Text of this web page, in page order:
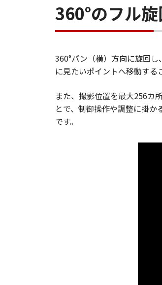
360°のフル
360°パン（横）方向に旋回
に見たいポイントへ移動する
また、撮影位置を最大256カ
とで、制御操作や調整に掛
です。